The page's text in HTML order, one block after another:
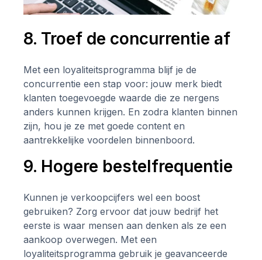
8. Troef de concurrentie af
Met een loyaliteitsprogramma blijf je de
concurrentie een stap voor: jouw merk biedt
klanten toegevoegde waarde die ze nergens
anders kunnen krijgen. En zodra klanten binnen
zijn, hou je ze met goede content en
aantrekkelijke voordelen binnenboord.
9. Hogere bestelfrequentie
Kunnen je verkoopcijfers wel een boost
gebruiken? Zorg ervoor dat jouw bedrijf het
eerste is waar mensen aan denken als ze een
aankoop overwegen. Met een
loyaliteitsprogramma gebruik je geavanceerde